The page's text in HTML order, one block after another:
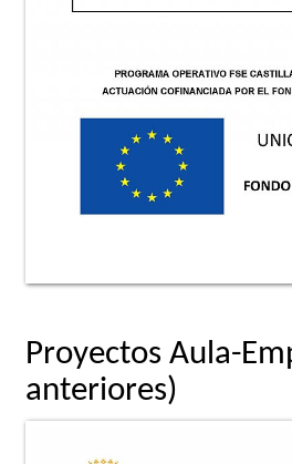
Proyectos Aula-
anteriores)